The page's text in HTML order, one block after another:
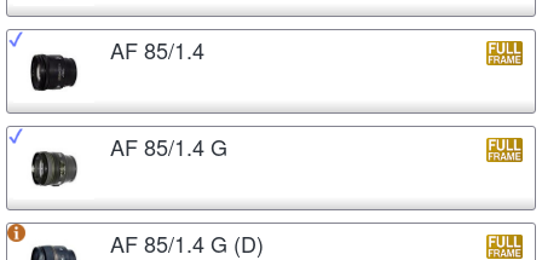
AF 85/1.4
AF 85/1.4 G
AF 85/1.4 G (D)